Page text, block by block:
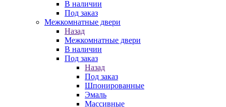
В наличии
Под заказ
Межкомнатные двери
Назад
Межкомнатные двери
В наличии
Под заказ
Назад
Под заказ
Шпонированные
Эмаль
Массивные